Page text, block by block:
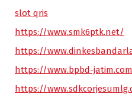
slot qris
https://www.smk6ptk.net/
https://
https://www.bpbd-
https://